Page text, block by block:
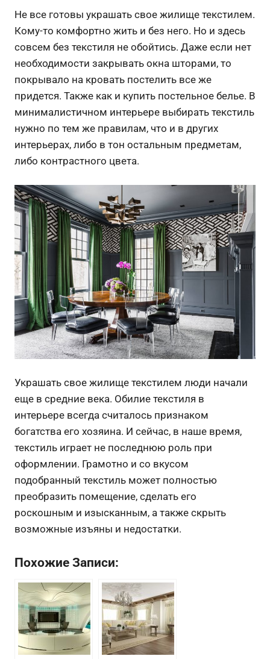
Не все готовы украшать свое жилище текстилем.
Кому-то комфортно жить и без него. Но и здесь
совсем без текстиля не обойтись. Даже если нет
необходимости закрывать окна шторами, то
покрывало на кровать постелить все же
придется. Также как и купить постельное белье. В
минималистичном интерьере выбирать текстиль
нужно по тем же правилам, что и в других
интерьерах, либо в тон остальным предметам,
либо контрастного цвета.
Украшать свое жилище текстилем люди начали
еще в средние века. Обилие текстиля в
интерьере всегда считалось признаком
богатства его хозяина. И сейчас, в наше время,
текстиль играет не последнюю роль при
оформлении. Грамотно и со вкусом
подобранный текстиль может полностью
преобразить помещение, сделать его
роскошным и изысканным, а также скрыть
возможные изъяны и недостатки.
Похожие Записи: